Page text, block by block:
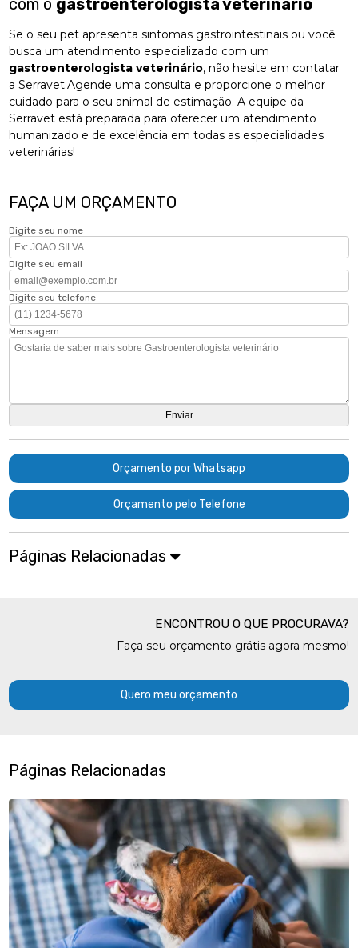
Se o seu pet apresenta sintomas gastrointestinais ou você
busca um atendimento especializado com um
gastroenterologista veterinário, não hesite em contatar
a Serravet.Agende uma consulta e proporcione o melhor
cuidado para o seu animal de estimação. A equipe da
Serravet está preparada para oferecer um atendimento
humanizado e de excelência em todas as especialidades
veterinárias!
FAÇA UM ORÇAMENTO
Digite seu nome
Digite seu email
Digite seu telefone
Mensagem
Orçamento por Whatsapp
Orçamento pelo Telefone
Páginas Relacionadas
ENCONTROU O QUE PROCURAVA?
Faça seu orçamento grátis agora mesmo!
Quero meu orçamento
Páginas Relacionadas